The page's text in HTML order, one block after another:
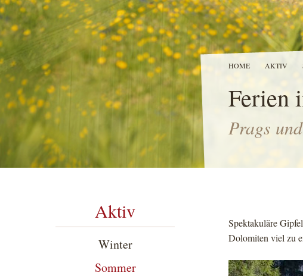
Aktiv
Winter
Sommer
HOME AKTIV
Ferien
Prags
Spektakuläre
Dolomiten viel zu